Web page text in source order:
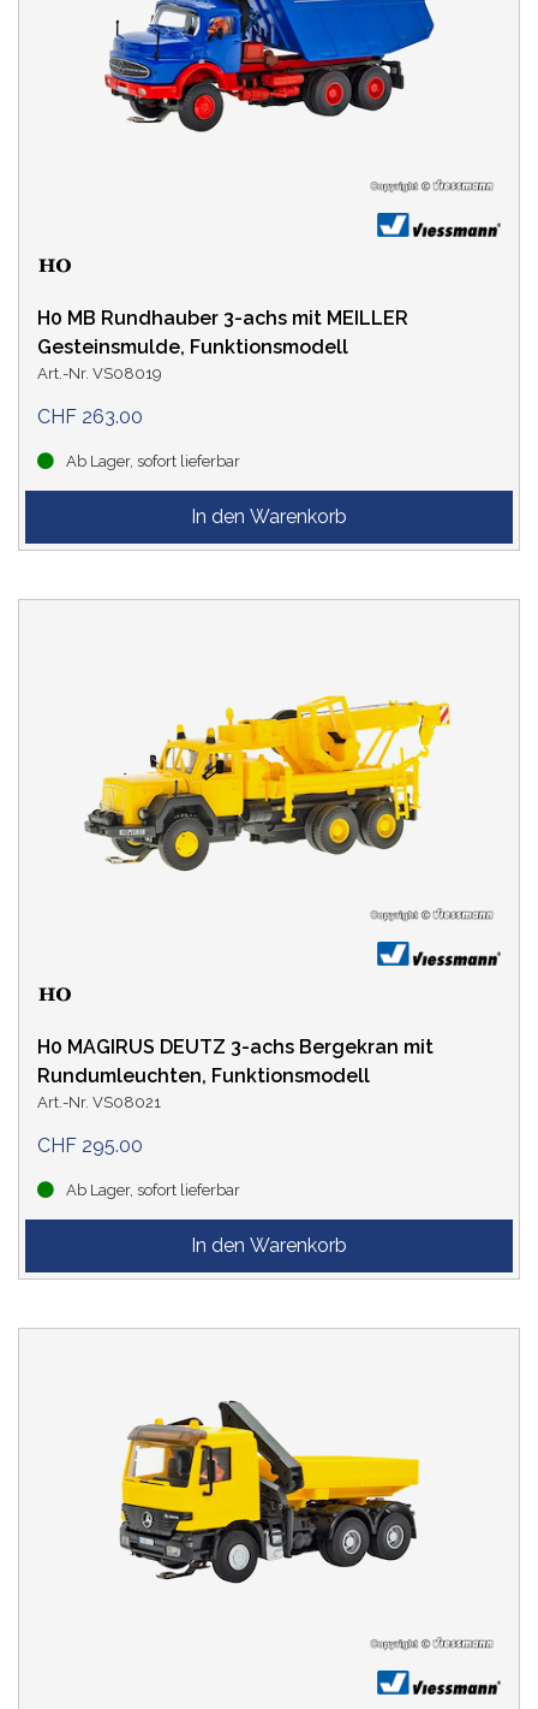
H0 MB Rundhauber 3-achs mit MEILLER
Gesteinsmulde, Funktionsmodell
Art.-Nr. VS08019
CHF 263.00
Ab Lager, sofort lieferbar
H0 MAGIRUS DEUTZ 3-achs Bergekran mit
Rundumleuchten, Funktionsmodell
Art.-Nr. VS08021
CHF 295.00
Ab Lager, sofort lieferbar